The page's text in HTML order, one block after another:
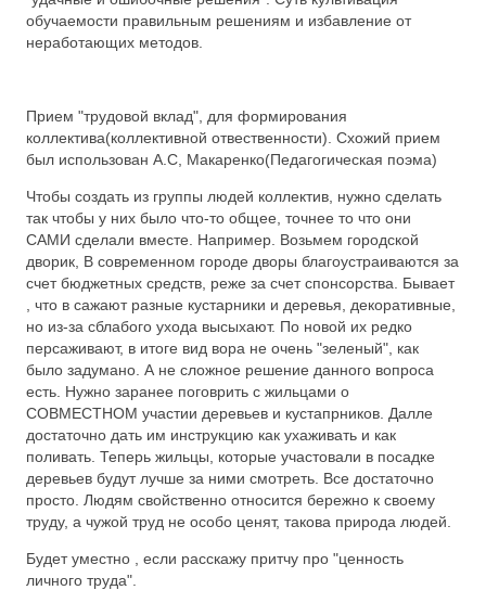
обучаемости правильным решениям и избавление от
неработающих методов.
Прием "трудовой вклад", для формирования
коллектива(коллективной отвественности). Схожий прием
был использован А.С, Макаренко(Педагогическая поэма)
Чтобы создать из группы людей коллектив, нужно сделать
так чтобы у них было что-то общее, точнее то что они
САМИ сделали вместе. Например. Возьмем городской
дворик, В современном городе дворы благоустраиваются за
счет бюджетных средств, реже за счет спонсорства. Бывает
, что в сажают разные кустарники и деревья, декоративные,
но из-за сблабого ухода высыхают. По новой их редко
персаживают, в итоге вид вора не очень "зеленый", как
было задумано. А не сложное решение данного вопроса
есть. Нужно заранее поговрить с жильцами о
СОВМЕСТНОМ участии деревьев и кустапрников. Далле
достаточно дать им инструкцию как ухаживать и как
поливать. Теперь жильцы, которые участовали в посадке
деревьев будут лучше за ними смотреть. Все достаточно
просто. Людям свойственно относится бережно к своему
труду, а чужой труд не особо ценят, такова природа людей.
Будет уместно , если расскажу притчу про "ценность
личного труда".